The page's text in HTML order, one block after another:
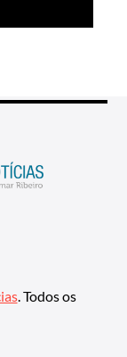
. Todos os